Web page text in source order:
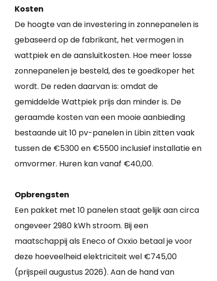
Kosten
De hoogte van de investering in zonnepanelen is
gebaseerd op de fabrikant, het vermogen in
wattpiek en de aansluitkosten. Hoe meer losse
zonnepanelen je besteld, des te goedkoper het
wordt. De reden daarvan is: omdat de
gemiddelde Wattpiek prijs dan minder is. De
geraamde kosten van een mooie aanbieding
bestaande uit 10 pv-panelen in Libin zitten vaak
tussen de €5300 en €5500 inclusief installatie en
omvormer. Huren kan vanaf €40,00.
Opbrengsten
Een pakket met 10 panelen staat gelijk aan circa
ongeveer 2980 kWh stroom. Bij een
maatschappij als Eneco of Oxxio betaal je voor
deze hoeveelheid elektriciteit wel €745,00
(prijspeil augustus 2026). Aan de hand van